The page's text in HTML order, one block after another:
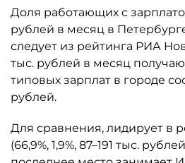
Доля работающих с
рублей в месяц в
следует из рейтинга РИА
тыс. рублей в месяц
типовых зарплат в городе
рублей.
Для сравнения, лидирует в
(66,9%, 1,9%, 87–191 тыс.